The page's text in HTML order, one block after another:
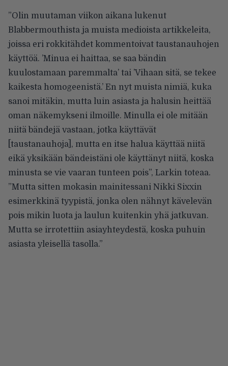
”Olin muutaman viikon aikana lukenut
Blabbermouthista ja muista medioista artikkeleita,
joissa eri rokkitähdet kommentoivat taustanauhojen
käyttöä. ’Minua ei haittaa, se saa bändin
kuulostamaan paremmalta’ tai ’Vihaan sitä, se tekee
kaikesta homogeenistä.’ En nyt muista nimiä, kuka
sanoi mitäkin, mutta luin asiasta ja halusin heittää
oman näkemykseni ilmoille. Minulla ei ole mitään
niitä bändejä vastaan, jotka käyttävät
[taustanauhoja], mutta en itse halua käyttää niitä
eikä yksikään bändeistäni ole käyttänyt niitä, koska
minusta se vie vaaran tunteen pois”, Larkin toteaa.
”Mutta sitten mokasin mainitessani Nikki Sixxin
esimerkkinä tyypistä, jonka olen nähnyt kävelevän
pois mikin luota ja laulun kuitenkin yhä jatkuvan.
Mutta se irrotettiin asiayhteydestä, koska puhuin
asiasta yleisellä tasolla.”